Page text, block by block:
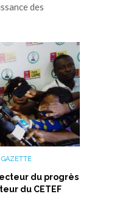
des
du progrès
du CETEF